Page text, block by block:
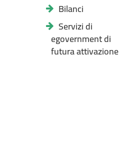
Bilanci
Servizi di
egovernment di
futura attivazione